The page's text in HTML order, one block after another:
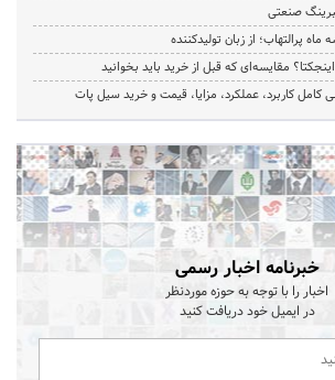
صنعتی
پرالتهاب؛ از زبان تولیدکننده
مقایسه‌ای که قبل از خرید باید بخوانید
کاربرد، عملکرد، مزایا، قیمت و خرید سیل پات
خبرنامه اخبار رسمی
اخبار را با توجه به حوزه موردنظر
در ایمیل خود دریافت کنید